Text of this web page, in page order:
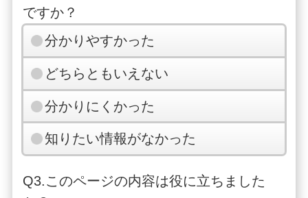
ですか？
分かりやすかった
どちらともいえない
分かりにくかった
知りたい情報がなかった
Q3.このページの内容は役に立ちました